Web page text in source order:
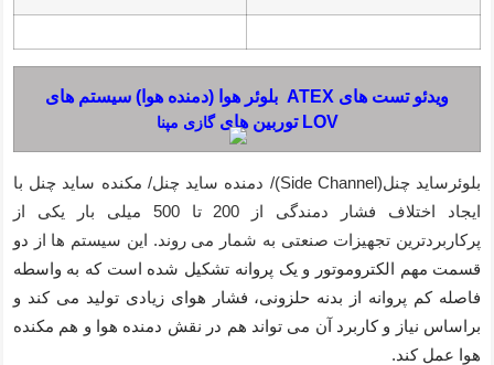
ویدئو تست های ATEX بلوئر هوا (دمنده هوا) سیستم های
LOV توربین های
گازی مپنا
بلوئرساید چنل(Side Channel)/ دمنده ساید چنل/ مکنده ساید چنل با
ایجاد اختلاف فشار دمندگی از 200 تا 500 میلی بار یکی از
پرکاربردترین تجهیزات صنعتی به شمار می روند. این سیستم ها از دو
قسمت مهم الکتروموتور و یک پروانه تشکیل شده است که به واسطه
فاصله کم پروانه از بدنه حلزونی، فشار هوای زیادی تولید می کند و
براساس نیاز و کاربرد آن می تواند هم در نقش دمنده هوا و هم مکنده
هوا عمل کند.